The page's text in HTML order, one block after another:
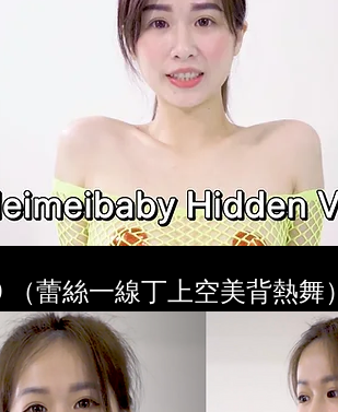
（蕾絲一線丁上空美背熱舞）